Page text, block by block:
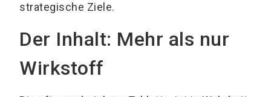
strategische Ziele.
Der Inhalt: Mehr als nur
Wirkstoff